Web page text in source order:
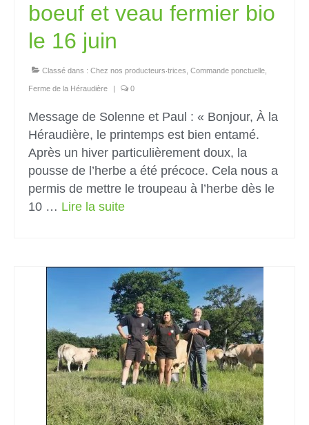
boeuf et veau fermier bio
le 16 juin
Classé dans : Chez nos producteurs‧trices Commande ponctuelle
Ferme de la Héraudière 0
Message de Solenne et Paul : « Bonjour, À la
Héraudière, le printemps est bien entamé.
Après un hiver particulièrement doux, la
pousse de l’herbe a été précoce. Cela nous a
permis de mettre le troupeau à l’herbe dès le
10 … Lire la suite­­